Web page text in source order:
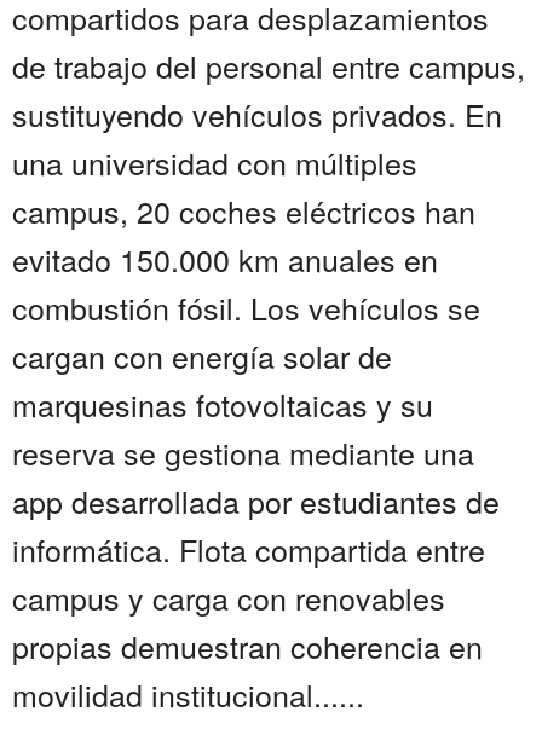
compartidos para desplazamientos
de trabajo del personal entre campus,
sustituyendo vehículos privados. En
una universidad con múltiples
campus, 20 coches eléctricos han
evitado 150.000 km anuales en
combustión fósil. Los vehículos se
cargan con energía solar de
marquesinas fotovoltaicas y su
reserva se gestiona mediante una
app desarrollada por estudiantes de
informática. Flota compartida entre
campus y carga con renovables
propias demuestran coherencia en
movilidad institucional......